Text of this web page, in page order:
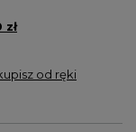
zł
od ręki